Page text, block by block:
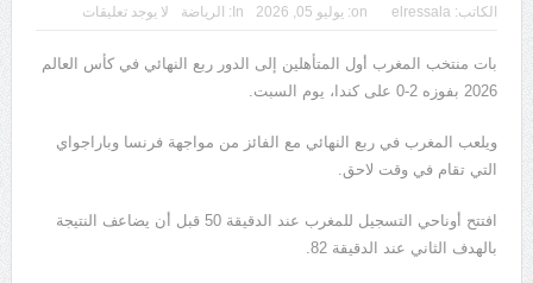
الكاتب: elressala
on: يوليو 05, 2026 In: الرياضة لا يوجد تعليقات
بات منتخب المغرب أول المتأهلين إلى الدور ربع النهائي في كأس العالم
2026 بفوزه 2-0 على كندا، يوم السبت.
ويلعب المغرب في ربع النهائي مع الفائز من مواجهة فرنسا وباراجواي
التي تقام في وقت لاحق.
افتتح أوناحي التسجيل للمغرب عند الدقيقة 50 قبل أن يضاعف النتيجة
بالهدف الثاني عند الدقيقة 82.